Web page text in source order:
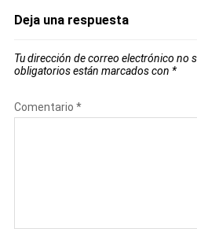
Deja una respuesta
Tu dirección de correo electrónico no
obligatorios están marcados con *
Comentario *